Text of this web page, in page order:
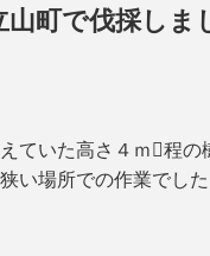
町で伐採しま
ていた高さ４ｍ程の
い場所での作業でした